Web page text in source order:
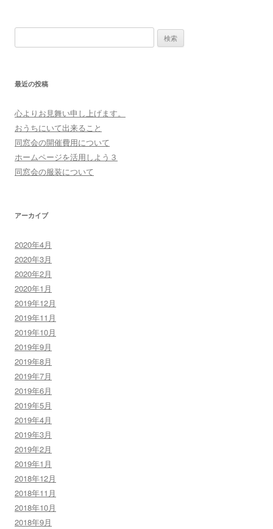
ナ
ビ
ー
シ
ョ
ン
索:
最近の投稿
心よりお見舞い申し上げます。
おうちにいて出来ること
同窓会の開催費用について
ホームページを活用しよう３
同窓会の服装について
アーカイブ
2020年4月
2020年3月
2020年2月
2020年1月
2019年12月
2019年11月
2019年10月
2019年9月
2019年8月
2019年7月
2019年6月
2019年5月
2019年4月
2019年3月
2019年2月
2019年1月
2018年12月
2018年11月
2018年10月
2018年9月